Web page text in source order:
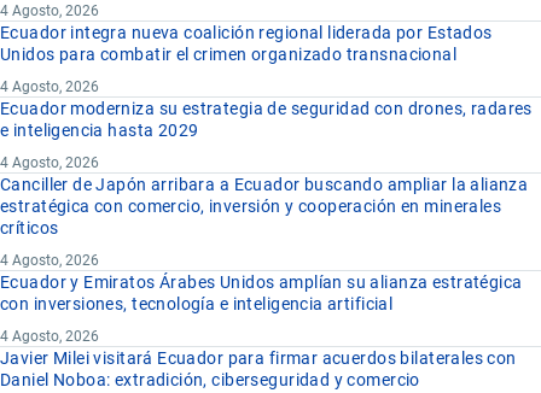
4 Agosto, 2026
Ecuador integra nueva coalición regional liderada por Estados
Unidos para combatir el crimen organizado transnacional
4 Agosto, 2026
Ecuador moderniza su estrategia de seguridad con drones, radares
e inteligencia hasta 2029
4 Agosto, 2026
Canciller de Japón arribara a Ecuador buscando ampliar la alianza
estratégica con comercio, inversión y cooperación en minerales
críticos
4 Agosto, 2026
Ecuador y Emiratos Árabes Unidos amplían su alianza estratégica
con inversiones, tecnología e inteligencia artificial
4 Agosto, 2026
Javier Milei visitará Ecuador para firmar acuerdos bilaterales con
Daniel Noboa: extradición, ciberseguridad y comercio